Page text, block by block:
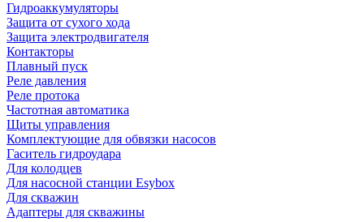
Гидроаккумуляторы
Защита от сухого хода
Защита электродвигателя
Контакторы
Плавный пуск
Реле давления
Реле протока
Частотная автоматика
Щиты управления
Комплектующие для обвязки насосов
Гаситель гидроудара
Для колодцев
Для насосной станции Esybox
Для скважин
Адаптеры для скважины